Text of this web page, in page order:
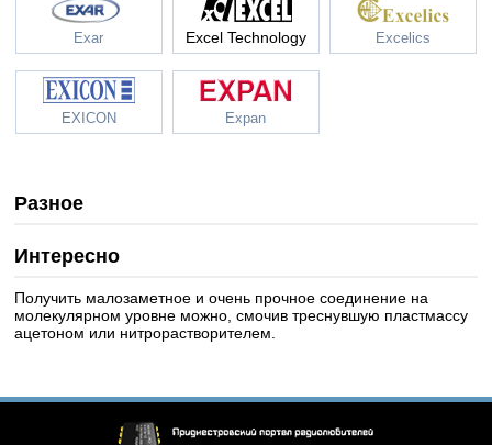
Exar Excel Technology Excelics
EXICON Expan
Разное
Интересно
Получить малозаметное и очень прочное соединение на
молекулярном уровне можно, смочив треснувшую пластмассу
ацетоном или нитрорастворителем.